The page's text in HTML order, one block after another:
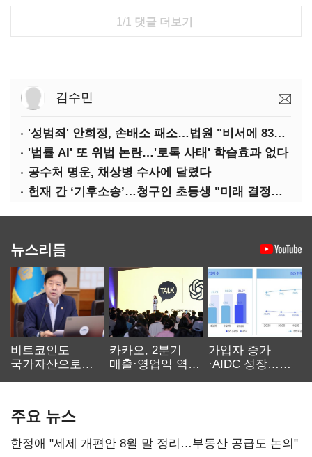
1/1 댓글 더보기
김수민
'성범죄' 안희정, 손배소 패소…법원 "비서에 8347만원 배상"
'법률 AI' 또 위법 논란…'로톡 사태' 학습효과 없다
공수처 명운, 채상병 수사에 달렸다
헌재 간 ‘기후소송’…청구인 초등생 "미래 결정할 중요한 소송"
뉴스리듬
비트코인도
국가자산으로…'
카카오, 2분기
매출·영업익 역대
가입자 증가
·AIDC 성장…
주요 뉴스
한정애 "세제 개편안 8월 말 정리…부동산 공급도 논의"